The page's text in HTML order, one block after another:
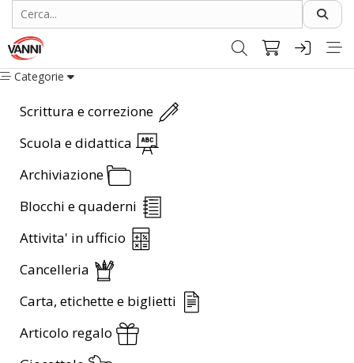
Categorie
Scrittura e correzione
Scuola e didattica
Archiviazione
Blocchi e quaderni
Attivita' in ufficio
Cancelleria
Carta, etichette e biglietti
Articolo regalo